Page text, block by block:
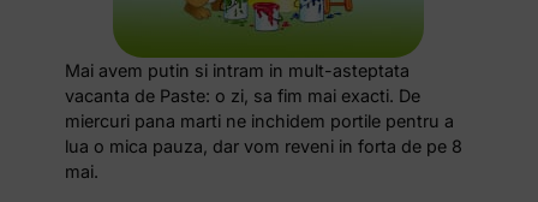
Mai avem putin si intram in mult-asteptata
vacanta de Paste: o zi, sa fim mai exacti. De
miercuri pana marti ne inchidem portile pentru a
lua o mica pauza, dar vom reveni in forta de pe 8
mai.